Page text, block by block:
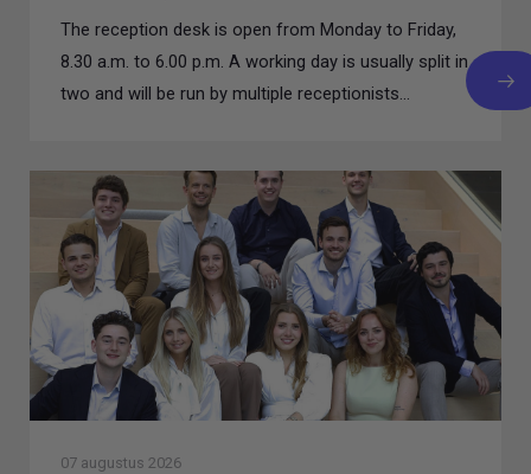
The reception desk is open from Monday to Friday,
8.30 a.m. to 6.00 p.m. A working day is usually split in
two and will be run by multiple receptionists...
07 augustus 2026